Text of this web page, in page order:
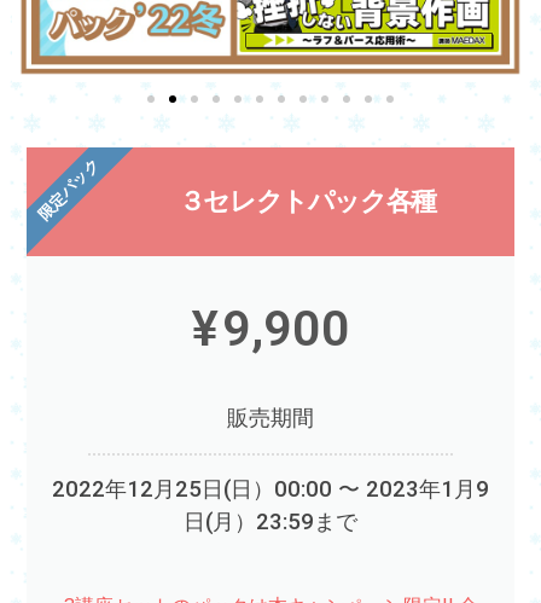
３セレクトパック各種
¥9,900
販売期間
2022年12月25日(日）00:00 〜 2023年1月9
日(月）23:59まで
限定パック